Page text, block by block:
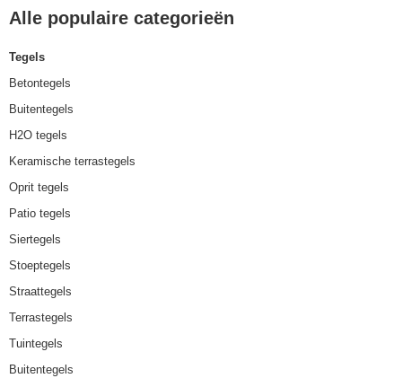
Alle populaire categorieën
Tegels
Betontegels
Buitentegels
H2O tegels
Keramische terrastegels
Oprit tegels
Patio tegels
Siertegels
Stoeptegels
Straattegels
Terrastegels
Tuintegels
Buitentegels